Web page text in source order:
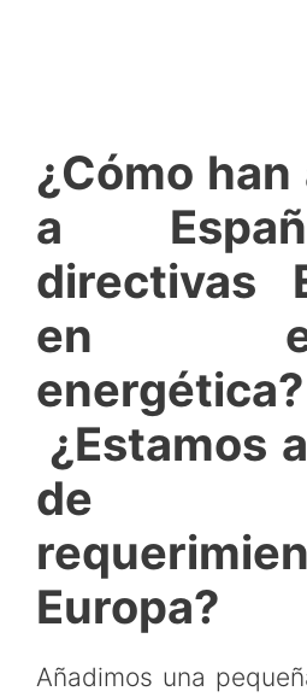
¿Cómo
a
directivas
en
energética?
¿Estamos
de
Europa?
Añadimos una